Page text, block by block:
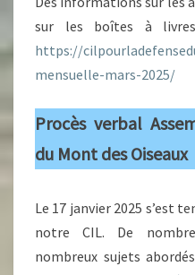
sur les boîtes à
https://
mensuelle-mars-2025/
Procès verbal
du Mont des Oiseaux
Le 17 janvier 2025 s’est
notre CIL. De
nombreux sujets